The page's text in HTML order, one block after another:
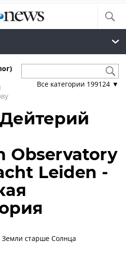
Все категории 199124 ▼
Observatory
Leiden -
старше Солнца